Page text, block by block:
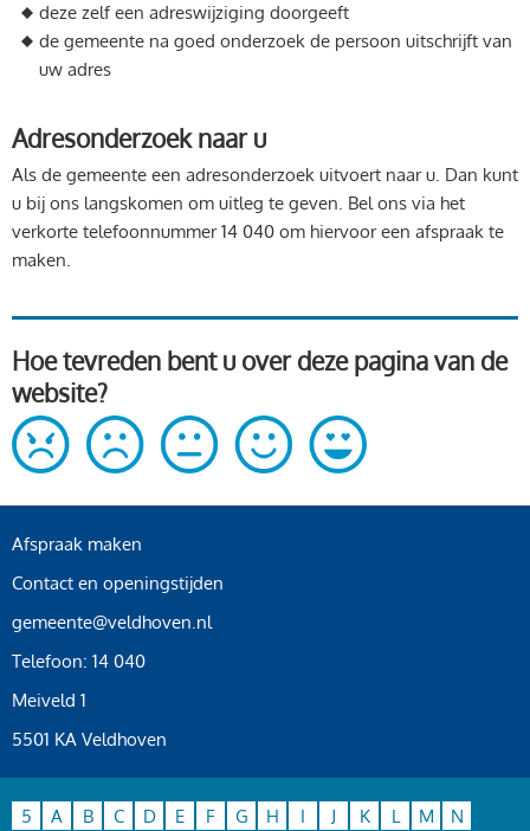
deze zelf een adreswijziging doorgeeft
de gemeente na goed onderzoek de persoon uitschrijft van
uw adres
Adresonderzoek naar u
Als de gemeente een adresonderzoek uitvoert naar u. Dan kunt
u bij ons langskomen om uitleg te geven. Bel ons via het
verkorte telefoonnummer 14 040 om hiervoor een afspraak te
maken.
Hoe tevreden bent u over deze pagina van de
website?
Afspraak maken
Contact en openingstijden
gemeente@veldhoven.nl
Telefoon: 14 040
Meiveld 1
5501 KA Veldhoven
5 A B C D E F G H I J K L M N